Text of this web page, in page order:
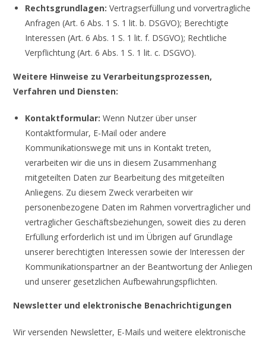
Rechtsgrundlagen: Vertragserfüllung und vorvertragliche
Anfragen (Art. 6 Abs. 1 S. 1 lit. b. DSGVO); Berechtigte
Interessen (Art. 6 Abs. 1 S. 1 lit. f. DSGVO); Rechtliche
Verpflichtung (Art. 6 Abs. 1 S. 1 lit. c. DSGVO).
Weitere Hinweise zu Verarbeitungsprozessen,
Verfahren und Diensten:
Kontaktformular:Wenn Nutzer über unser
Kontaktformular, E-Mail oder andere
Kommunikationswege mit uns in Kontakt treten,
verarbeiten wir die uns in diesem Zusammenhang
mitgeteilten Daten zur Bearbeitung des mitgeteilten
Anliegens. Zu diesem Zweck verarbeiten wir
personenbezogene Daten im Rahmen vorvertraglicher und
vertraglicher Geschäftsbeziehungen, soweit dies zu deren
Erfüllung erforderlich ist und im Übrigen auf Grundlage
unserer berechtigten Interessen sowie der Interessen der
Kommunikationspartner an der Beantwortung der Anliegen
und unserer gesetzlichen Aufbewahrungspflichten.
Newsletter und elektronische Benachrichtigungen
Wir versenden Newsletter, E-Mails und weitere elektronische